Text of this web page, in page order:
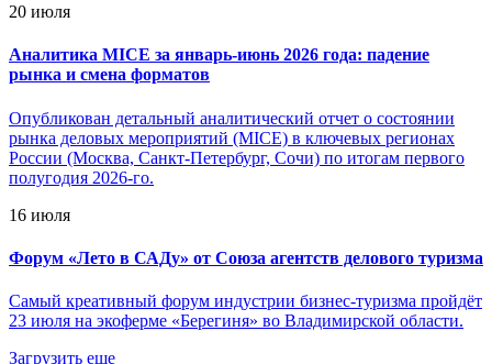
20 июля
Аналитика MICE за январь-июнь 2026 года: падение
рынка и смена форматов
Опубликован детальный аналитический отчет о состоянии
рынка деловых мероприятий (MICE) в ключевых регионах
России (Москва, Санкт-Петербург, Сочи) по итогам первого
полугодия 2026-го.
16 июля
Форум «Лето в САДу» от Союза агентств делового туризма
Самый креативный форум индустрии бизнес-туризма пройдёт
23 июля на экоферме «Берегиня» во Владимирской области.
Загрузить еще